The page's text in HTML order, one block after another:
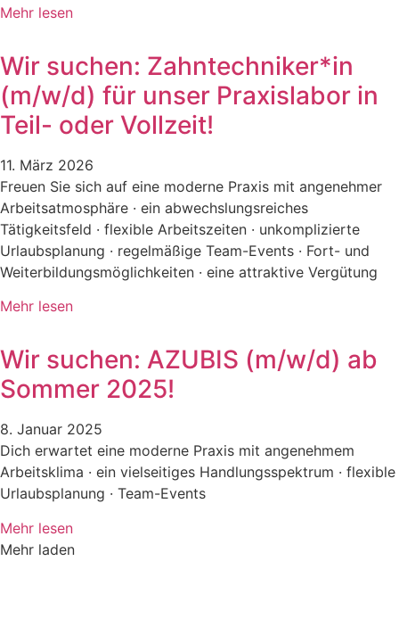
Mehr lesen
Wir suchen: Zahntechniker*in
(m/w/d) für unser Praxislabor in
Teil- oder Vollzeit!
11. März 2026
Freuen Sie sich auf eine moderne Praxis mit angenehmer
Arbeitsatmosphäre · ein abwechslungsreiches
Tätigkeitsfeld · flexible Arbeitszeiten · unkomplizierte
Urlaubsplanung · regelmäßige Team-Events · Fort- und
Weiterbildungsmöglichkeiten · eine attraktive Vergütung
Mehr lesen
Wir suchen: AZUBIS (m/w/d) ab
Sommer 2025!
8. Januar 2025
Dich erwartet eine moderne Praxis mit angenehmem
Arbeitsklima · ein vielseitiges Handlungsspektrum · flexible
Urlaubsplanung · Team-Events
Mehr lesen
Mehr laden